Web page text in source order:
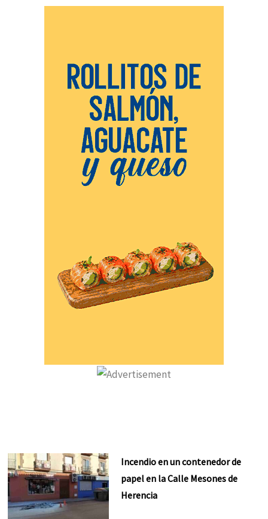
Incendio en un contenedor de
papel en la Calle Mesones de
Herencia